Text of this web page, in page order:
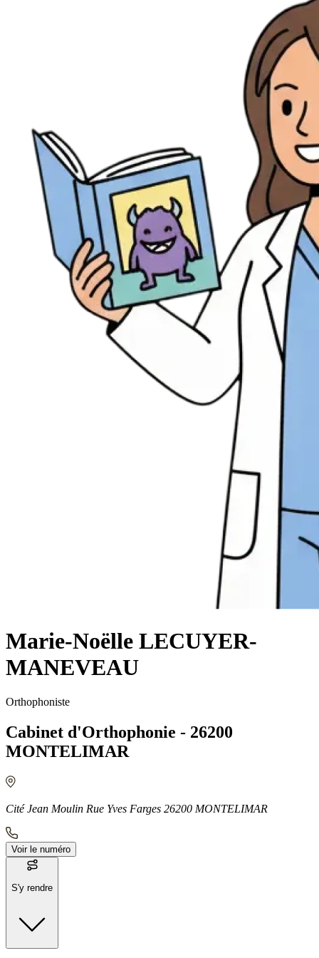
Marie-Noëlle LECUYER-
MANEVEAU
Orthophoniste
Cabinet d'Orthophonie - 26200
MONTELIMAR
Cité Jean Moulin Rue Yves Farges 26200 MONTELIMAR
Voir le numéro
S'y rendre